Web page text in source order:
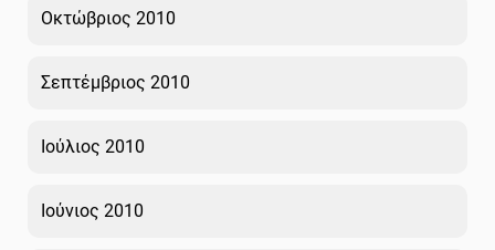
Οκτώβριος 2010
Σεπτέμβριος 2010
Ιούλιος 2010
Ιούνιος 2010